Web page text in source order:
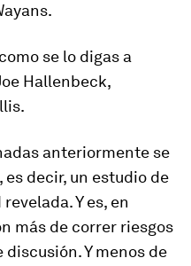
se lo digas a
Hallenbeck,
anteriormente se
, es decir, un estudio de
Y es, en
más de correr riesgos
Y menos de